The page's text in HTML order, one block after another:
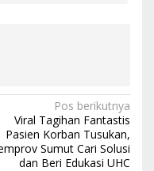
Pos berikutnya
Viral Tagihan Fantastis
Pasien Korban Tusukan,
Sumut Cari Solusi
dan Beri Edukasi UHC